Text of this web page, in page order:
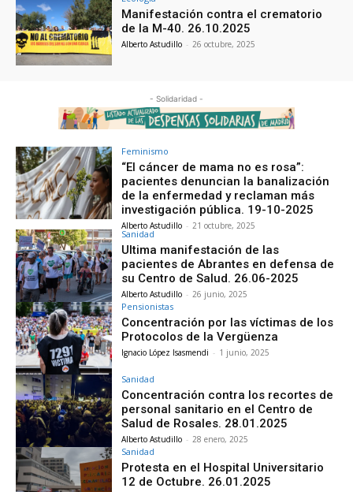
Manifestación contra el crematorio
de la M-40. 26.10.2025
Alberto Astudillo - 26 octubre, 2025
- Solidaridad -
Feminismo
“El cáncer de mama no es rosa”:
pacientes denuncian la banalización
de la enfermedad y reclaman más
investigación pública. 19-10-2025
Alberto Astudillo - 21 octubre, 2025
Sanidad
Ultima manifestación de las
pacientes de Abrantes en defensa de
su Centro de Salud. 26.06-2025
Alberto Astudillo - 26 junio, 2025
Pensionistas
Concentración por las víctimas de los
Protocolos de la Vergüenza
Ignacio López Isasmendi - 1 junio, 2025
Sanidad
Concentración contra los recortes de
personal sanitario en el Centro de
Salud de Rosales. 28.01.2025
Alberto Astudillo - 28 enero, 2025
Sanidad
Protesta en el Hospital Universitario
12 de Octubre. 26.01.2025